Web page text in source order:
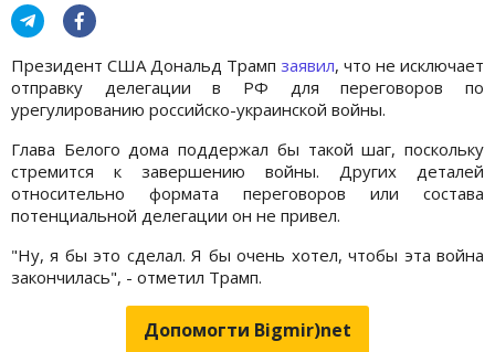
Президент США Дональд Трамп заявил, что не исключает
отправку делегации в РФ для переговоров по
урегулированию российско-украинской войны.
Глава Белого дома поддержал бы такой шаг, поскольку
стремится к завершению войны. Других деталей
относительно формата переговоров или состава
потенциальной делегации он не привел.
"Ну, я бы это сделал. Я бы очень хотел, чтобы эта война
закончилась", - отметил Трамп.
Допомогти Bigmir)net